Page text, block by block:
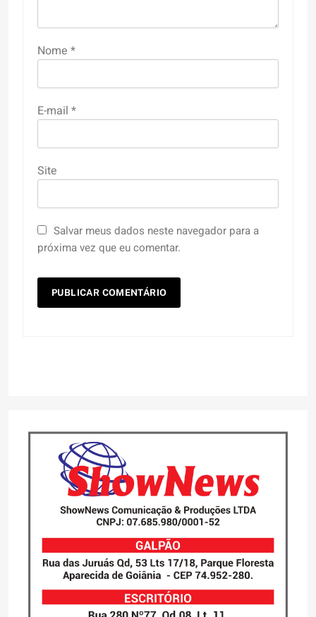
Nome *
E-mail *
Site
Salvar meus dados neste navegador para a
próxima vez que eu comentar.